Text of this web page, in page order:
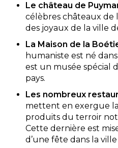
Le château de
célèbres châteaux de
des joyaux de la ville
La Maison de la
humaniste est né
est un musée spécial
pays.
Les nombreux
mettent en exergue
produits du terroir
Cette dernière est
d’une fête dans la
Aucune information
Découvrir